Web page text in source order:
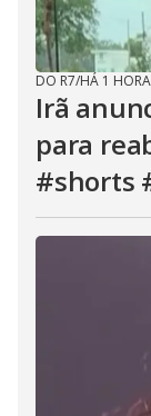
DO R7/HÁ 1 HORA
Irã
para
#shorts